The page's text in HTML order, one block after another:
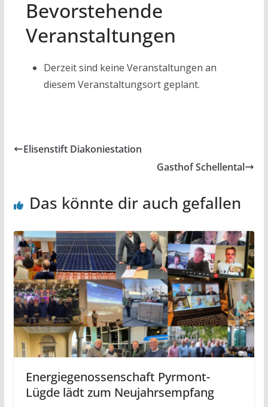
Bevorstehende
Veranstaltungen
Derzeit sind keine Veranstaltungen an
diesem Veranstaltungsort geplant.
Elisenstift Diakoniestation
Gasthof Schellental
Das könnte dir auch gefallen
Energiegenossenschaft Pyrmont-
Lügde lädt zum Neujahrsempfang